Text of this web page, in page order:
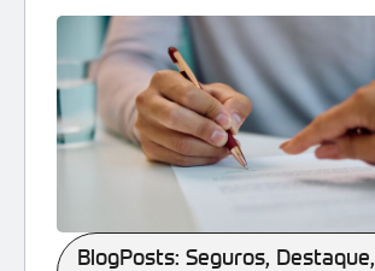
BlogPosts: Seguros, Destaque,